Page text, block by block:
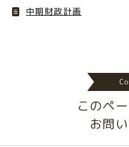
中期財政計画
このペ
お問